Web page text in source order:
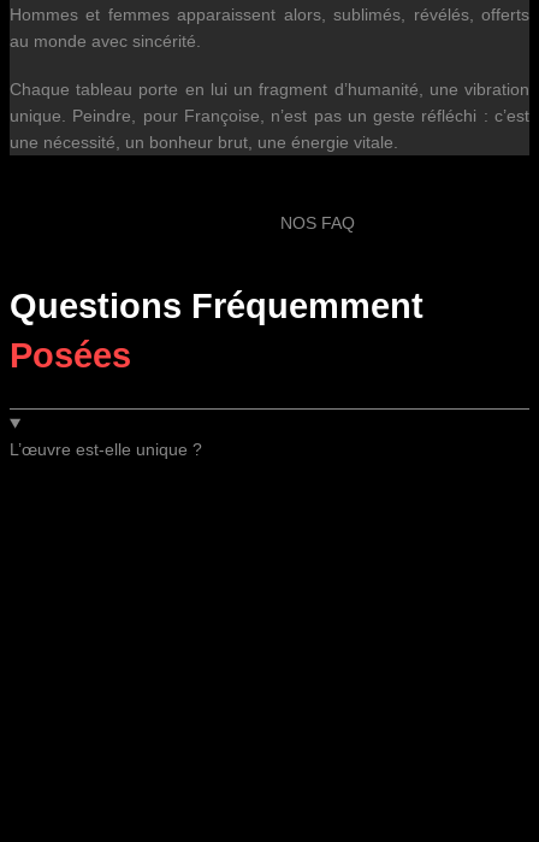
Hommes et femmes apparaissent alors, sublimés, révélés, offerts
au monde avec sincérité.
Chaque tableau porte en lui un fragment d’humanité, une vibration
unique. Peindre, pour Françoise, n’est pas un geste réfléchi : c’est
une nécessité, un bonheur brut, une énergie vitale.
NOS FAQ
Questions Fréquemment
Posées
L’œuvre est-elle unique ?